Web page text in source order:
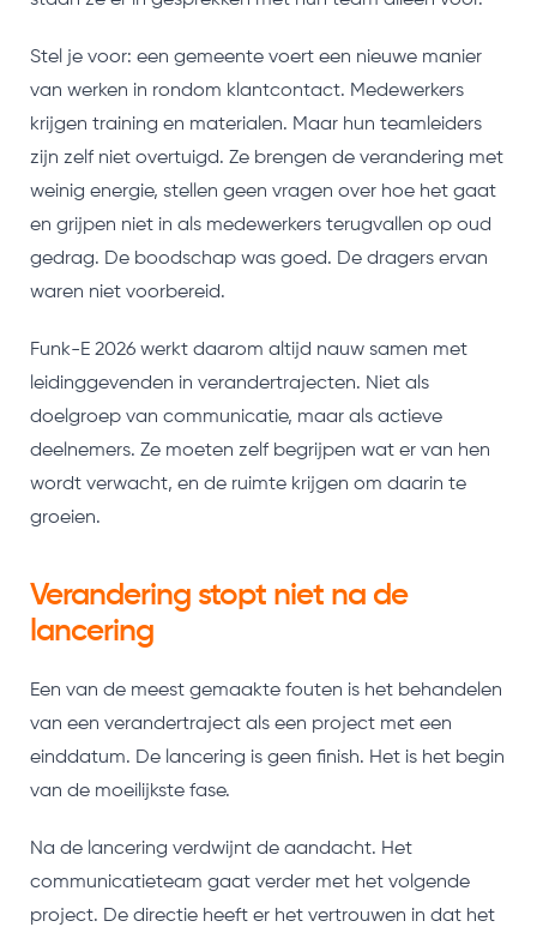
Stel je voor: een gemeente voert een nieuwe manier
van werken in rondom klantcontact. Medewerkers
krijgen training en materialen. Maar hun teamleiders
zijn zelf niet overtuigd. Ze brengen de verandering met
weinig energie, stellen geen vragen over hoe het gaat
en grijpen niet in als medewerkers terugvallen op oud
gedrag. De boodschap was goed. De dragers ervan
waren niet voorbereid.
Funk-E 2026 werkt daarom altijd nauw samen met
leidinggevenden in verandertrajecten. Niet als
doelgroep van communicatie, maar als actieve
deelnemers. Ze moeten zelf begrijpen wat er van hen
wordt verwacht, en de ruimte krijgen om daarin te
groeien.
Verandering stopt niet na de
lancering
Een van de meest gemaakte fouten is het behandelen
van een verandertraject als een project met een
einddatum. De lancering is geen finish. Het is het begin
van de moeilijkste fase.
Na de lancering verdwijnt de aandacht. Het
communicatieteam gaat verder met het volgende
project. De directie heeft er het vertrouwen in dat het